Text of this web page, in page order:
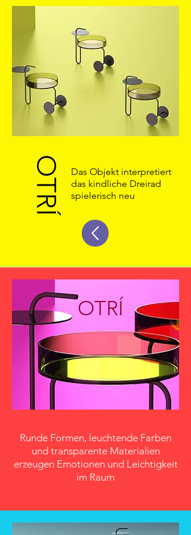
OTRÍ
Das Objekt interpretiert
das kindliche Dreirad
spielerisch neu
OTRÍ
Runde Formen, leuchtende Farben
und transparente Materialien
erzeugen Emotionen und Leichtigkeit
im Raum